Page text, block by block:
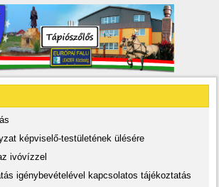
képviselő-testületének ülésére
ivóvízzel
igénybevételével kapcsolatos tájékoztatás